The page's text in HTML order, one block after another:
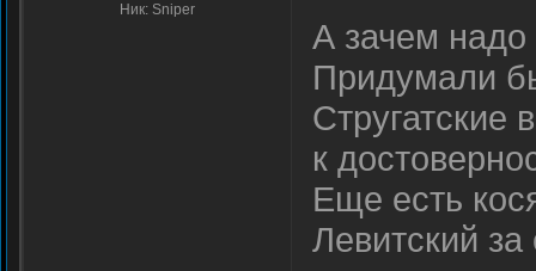
Ник: Sniper
А зачем
Придумали
Стругатские
к
Еще есть
Левитский